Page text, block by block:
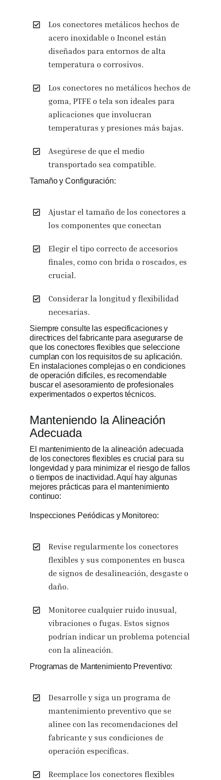
Los conectores metálicos hechos de
acero inoxidable o Inconel están
diseñados para entornos de alta
temperatura o corrosivos.
Los conectores no metálicos hechos de
goma, PTFE o tela son ideales para
aplicaciones que involucran
temperaturas y presiones más bajas.
Asegúrese de que el medio
transportado sea compatible.
Tamaño y Configuración:
Ajustar el tamaño de los conectores a
los componentes que conectan
Elegir el tipo correcto de accesorios
finales, como con brida o roscados, es
crucial.
Considerar la longitud y flexibilidad
necesarias.
Siempre consulte las especificaciones y
directrices del fabricante para asegurarse de
que los conectores flexibles que seleccione
cumplan con los requisitos de su aplicación.
En instalaciones complejas o en condiciones
de operación difíciles, es recomendable
buscar el asesoramiento de profesionales
experimentados o expertos técnicos.
Manteniendo la Alineación
Adecuada
El mantenimiento de la alineación adecuada
de los conectores flexibles es crucial para su
longevidad y para minimizar el riesgo de fallos
o tiempos de inactividad. Aquí hay algunas
mejores prácticas para el mantenimiento
continuo:
Inspecciones Periódicas y Monitoreo:
Revise regularmente los conectores
flexibles y sus componentes en busca
de signos de desalineación, desgaste o
daño.
Monitoree cualquier ruido inusual,
vibraciones o fugas. Estos signos
podrían indicar un problema potencial
con la alineación.
Programas de Mantenimiento Preventivo:
Desarrolle y siga un programa de
mantenimiento preventivo que se
alinee con las recomendaciones del
fabricante y sus condiciones de
operación específicas.
Reemplace los conectores flexibles